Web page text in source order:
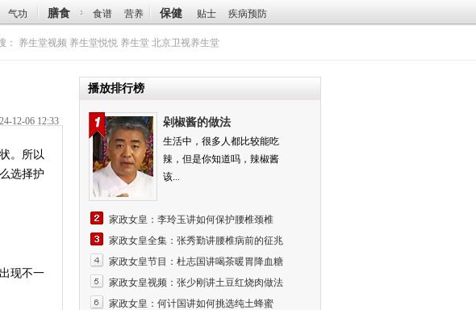
气功 膳食 食谱 营养 保健 贴士 疾病预防
： 养生堂视频 养生堂悦悦 养生堂 北京卫视养生堂
12-06 12:33
。所以
选择护
现不一
播放排行榜
剁椒酱的做法
生活中，很多人都比较能吃
辣，但是你知道吗，辣椒酱
该...
家政女皇：李玲玉讲如何保护腰椎颈椎
家政女皇全集：张秀勤讲腰椎病前的征兆
家政女皇节目：杜志国讲喝茶暖胃降血糖
家政女皇视频：张少刚讲土豆红烧肉做法
家政女皇：何计国讲如何挑选纯土蜂蜜